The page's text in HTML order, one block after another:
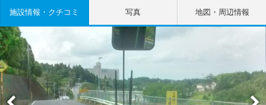
施設情報・クチコミ 写真 地図・周辺情報